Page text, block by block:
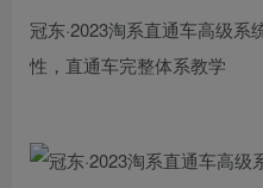
冠东·2023淘系直通车高级
性，直通车完整体系教学